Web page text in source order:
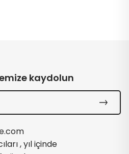
kaydolun
, yıl içinde